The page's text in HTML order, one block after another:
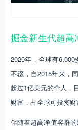
掘金新生代超高
2020年，全球有
不辍，自2015年来，
超过1亿美元的个人，
财富，占全球可投资财
伴随着超高净值客群